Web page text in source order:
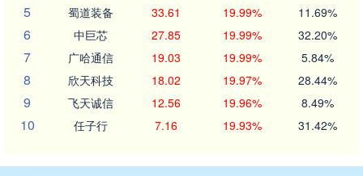
5 蜀道装备 33.61 19.99% 11.69%
6 中巨芯 27.85 19.99% 32.20%
7 广哈通信 19.03 19.99% 5.84%
8 欣天科技 18.02 19.97% 28.44%
9 飞天诚信 12.56 19.96% 8.49%
10 任子行 7.16 19.93% 31.42%